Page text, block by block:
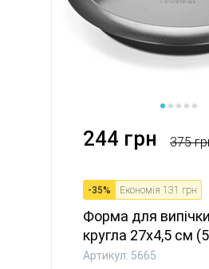
244 грн 375
-35% Економія 131 грн
Форма для
кругла 27х4,5 см
Артикул: 5665